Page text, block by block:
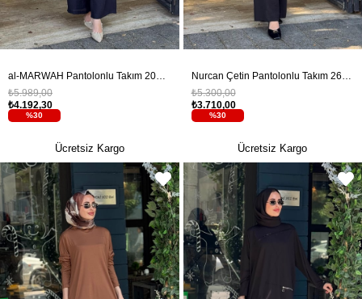
%30
₺4.192,30
₺5.989,00
Ücretsiz Kargo
%30
₺3.710,00
₺5.300,00
Ücretsiz Kargo